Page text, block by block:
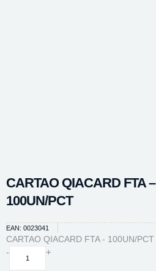
CARTAO QIACARD FTA –
100UN/PCT
EAN: 0023041
CARTAO QIACARD FTA - 100UN/PCT
-
CARTAO
+